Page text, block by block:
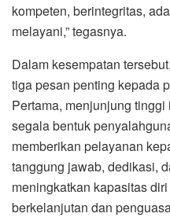
kompeten, berintegritas,
melayani,” tegasnya.
Dalam kesempatan
tiga pesan penting kepada
Pertama, menjunjung
segala bentuk
memberikan pelayanan
tanggung jawab, dedikasi,
meningkatkan kapasitas
berkelanjutan dan